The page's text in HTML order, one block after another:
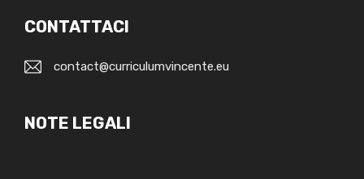
CONTATTACI
contact@curriculumvincente.eu
NOTE LEGALI